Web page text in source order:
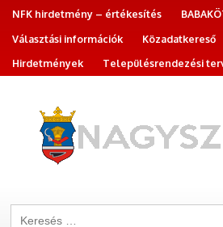
NFK hirdetmény – értékesítés
Választási információk
Közadatkereső
Hirdetmények
Településrendezési